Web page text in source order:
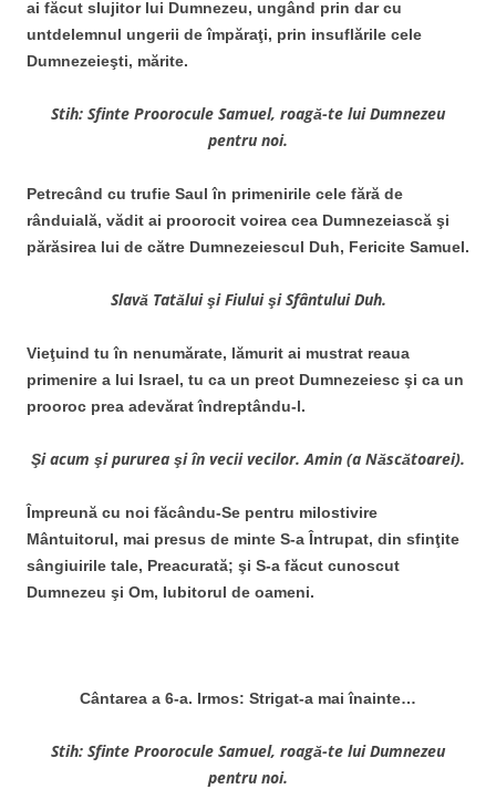
ai făcut slujitor lui Dumnezeu, ungând prin dar cu
untdelemnul ungerii de împăraţi, prin insuflările cele
Dumnezeieşti, mărite.
Stih: Sfinte Proorocule Samuel, roagă-te lui Dumnezeu
pentru noi.
Petrecând cu trufie Saul în primenirile cele fără de
rânduială, vădit ai proorocit voirea cea Dumnezeiască şi
părăsirea lui de către Dumnezeiescul Duh, Fericite Samuel.
Slavă Tatălui şi Fiului şi Sfântului Duh.
Vieţuind tu în nenumărate, lămurit ai mustrat reaua
primenire a lui Israel, tu ca un preot Dumnezeiesc şi ca un
prooroc prea adevărat îndreptându-l.
Şi acum şi pururea şi în vecii vecilor. Amin (a Născătoarei).
Împreună cu noi făcându-Se pentru milostivire
Mântuitorul, mai presus de minte S-a Întrupat, din sfinţite
sângiuirile tale, Preacurată; şi S-a făcut cunoscut
Dumnezeu şi Om, Iubitorul de oameni.
Cântarea a 6-a. Irmos: Strigat-a mai înainte…
Stih: Sfinte Proorocule Samuel, roagă-te lui Dumnezeu
pentru noi.